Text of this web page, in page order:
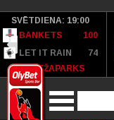
SVĒTDIENA: 19:00
BANKETS
100
LET IT RAIN
74
SC MEŽAPARKS